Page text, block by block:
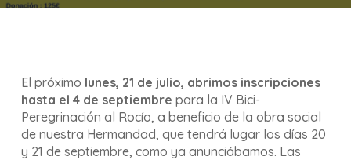
El próximo lunes, 21 de julio, abrimos inscripciones
hasta el 4 de septiembre para la IV Bici-
Peregrinación al Rocío, a beneficio de la obra social
de nuestra Hermandad, que tendrá lugar los días 20
y 21 de septiembre, como ya anunciábamos. Las